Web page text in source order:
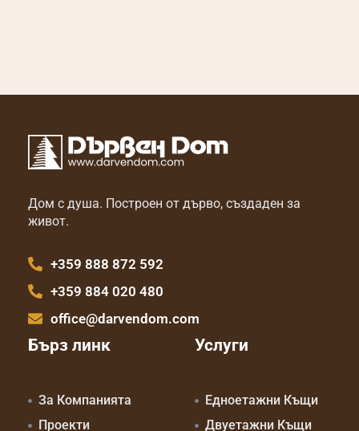
Дом с душа. Построен от дърво, създаден за
живот.
+359 888 872 592
+359 884 020 480
office@darvendom.com
Бърз линк
За Компанията
Проекти
Услуги
Едноетажни Къщи
Двуетажни Къщи